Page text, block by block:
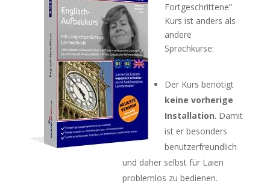
Fortgeschrittene”
Kurs ist anders als
andere
Sprachkurse:
Der Kurs benötigt
keine vorherige
Installation. Damit
ist er besonders
benutzerfreundlich
und daher selbst für Laien
problemlos zu bedienen.